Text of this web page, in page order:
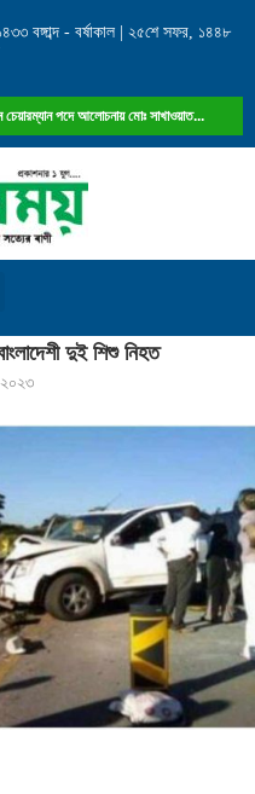
বঙ্গাব্দ - বর্ষাকাল | ২৫শে সফর, ১৪৪৮
চেয়ারম্যান পদে আলোচনায় মোঃ সাখাওয়াত...
দুই শিশু নিহত